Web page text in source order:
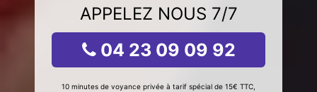
APPELEZ NOUS 7/7
04 23 09 09 92
10 minutes de voyance privée à tarif spécial de 15€ TTC,